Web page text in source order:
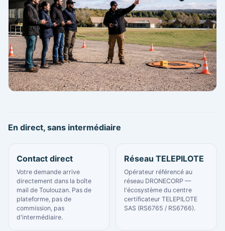
En direct, sans intermédiaire
Contact direct
Votre demande arrive
directement dans la boîte
mail de Toulouzan. Pas de
plateforme, pas de
commission, pas
d'intermédiaire.
Réseau TELEPILOTE
Opérateur référencé au
réseau DRONECORP —
l'écosystème du centre
certificateur TELEPILOTE
SAS (RS6765 / RS6766).